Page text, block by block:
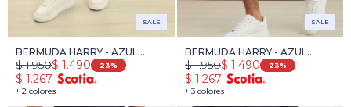
SALE
BERMUDA HARRY - AZUL
OSCURO
+ 2 colores
$ 1.490
$ 1.950 23
$ 1.267
SALE
BERMUDA HARRY - AZUL
OSCURO
+ 3 colores
$ 1.490
$ 1.950 23
$ 1.267